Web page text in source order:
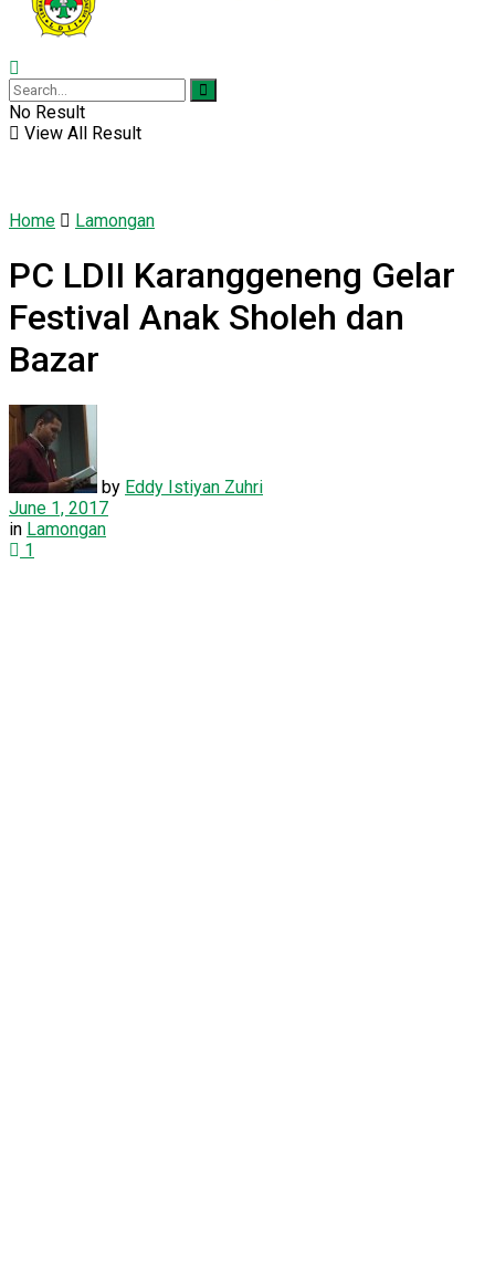
No Result
View All Result
Home Lamongan
PC LDII Karanggeneng Gelar
Festival Anak Sholeh dan
Bazar
by Eddy Istiyan Zuhri
June 1, 2017
in Lamongan
1